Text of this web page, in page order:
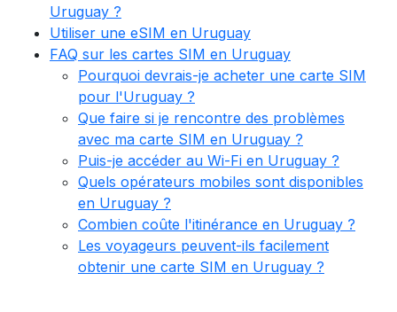
Uruguay ?
Utiliser une eSIM en Uruguay
FAQ sur les cartes SIM en Uruguay
Pourquoi devrais-je acheter une carte SIM
pour l'Uruguay ?
Que faire si je rencontre des problèmes
avec ma carte SIM en Uruguay ?
Puis-je accéder au Wi-Fi en Uruguay ?
Quels opérateurs mobiles sont disponibles
en Uruguay ?
Combien coûte l'itinérance en Uruguay ?
Les voyageurs peuvent-ils facilement
obtenir une carte SIM en Uruguay ?